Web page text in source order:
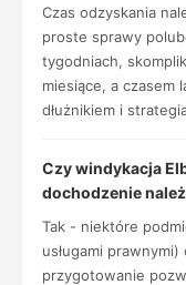
Czas odzyskania
proste sprawy
tygodniach,
miesiące, a czasem
dłużnikiem i
Czy windykacja
dochodzenie
Tak - niektóre
usługami
przygotowanie